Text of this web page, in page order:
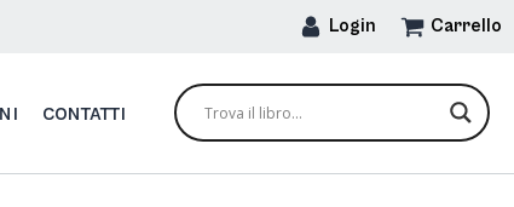
Login Carrello
CONTATTI